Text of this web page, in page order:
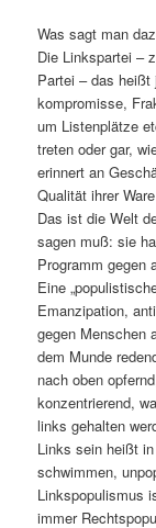
Was sagt man
Die Linkspartei –
Partei – das
kompromisse,
um Listenplätze
treten oder gar,
erinnert an
Qualität ihrer
Das ist die Welt
sagen muß: sie
Programm gegen
Eine
Emanzipation,
gegen Menschen
dem Munde
nach oben
konzentrierend,
links gehalten
Links sein heißt
schwimmen,
Linkspopulismus
immer